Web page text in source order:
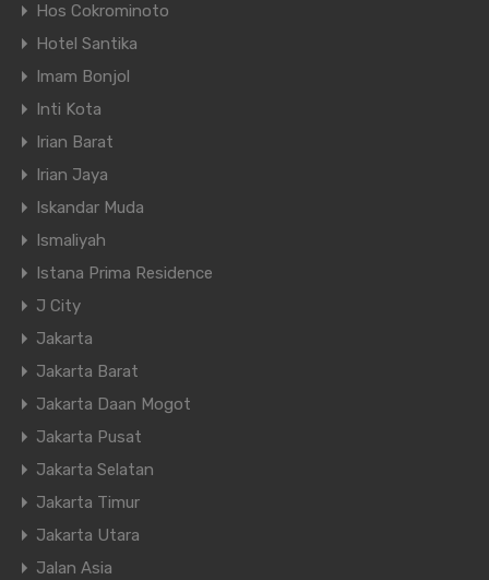
Hos Cokrominoto
Hotel Santika
Imam Bonjol
Inti Kota
Irian Barat
Irian Jaya
Iskandar Muda
Ismaliyah
Istana Prima Residence
J City
Jakarta
Jakarta Barat
Jakarta Daan Mogot
Jakarta Pusat
Jakarta Selatan
Jakarta Timur
Jakarta Utara
Jalan Asia